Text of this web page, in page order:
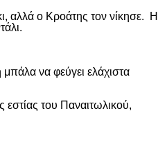
αλλά ο Κροάτης τον νίκησε. Η
να φεύγει ελάχιστα
εστίας του Παναιτωλικού,